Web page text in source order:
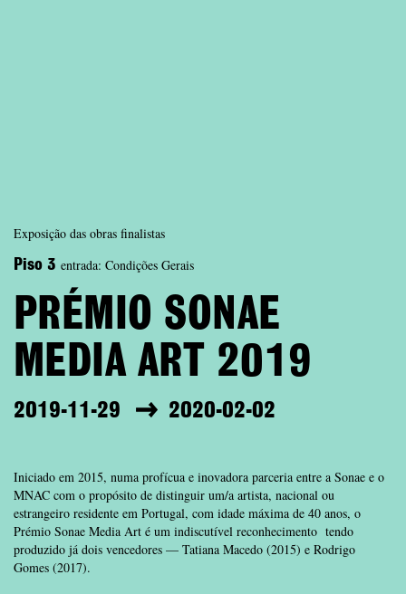
Exposição das obras finalistas
Piso 3 entrada: Condições Gerais
PRÉMIO SONAE
MEDIA ART 2019
2019-11-29 2020-02-02
Iniciado em 2015, numa profícua e inovadora parceria entre a Sonae e o
MNAC com o propósito de distinguir um/a artista, nacional ou
estrangeiro residente em Portugal, com idade máxima de 40 anos, o
Prémio Sonae Media Art é um indiscutível reconhecimento tendo
produzido já dois vencedores — Tatiana Macedo (2015) e Rodrigo
Gomes (2017).